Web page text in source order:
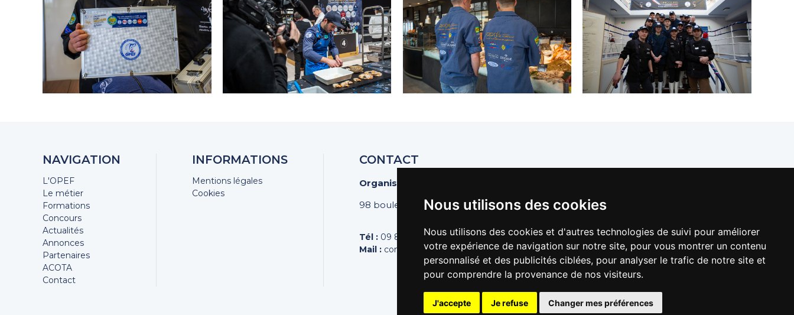
Nous utilisons des cookies
Nous utilisons des cookies et d'autres technologies de suivi pour améliorer
votre expérience de navigation sur notre site, pour vous montrer un contenu
personnalisé et des publicités ciblées, pour analyser le trafic de notre site et
pour comprendre la provenance de nos visiteurs.
J'accepte Je refuse Changer mes préférences
NAVIGATION
L'OPEF
Le métier
Formations
Concours
Actualités
Annonces
Partenaires
ACOTA
Contact
INFORMATIONS
Mentions légales
Cookies
CONTACT
Organisation des Poissonniers Écaillers de France
98 boulevard Pereire | 75017 PARIS
Tél : 09 81 44 44 43
Mail : contact@poissonniers.com